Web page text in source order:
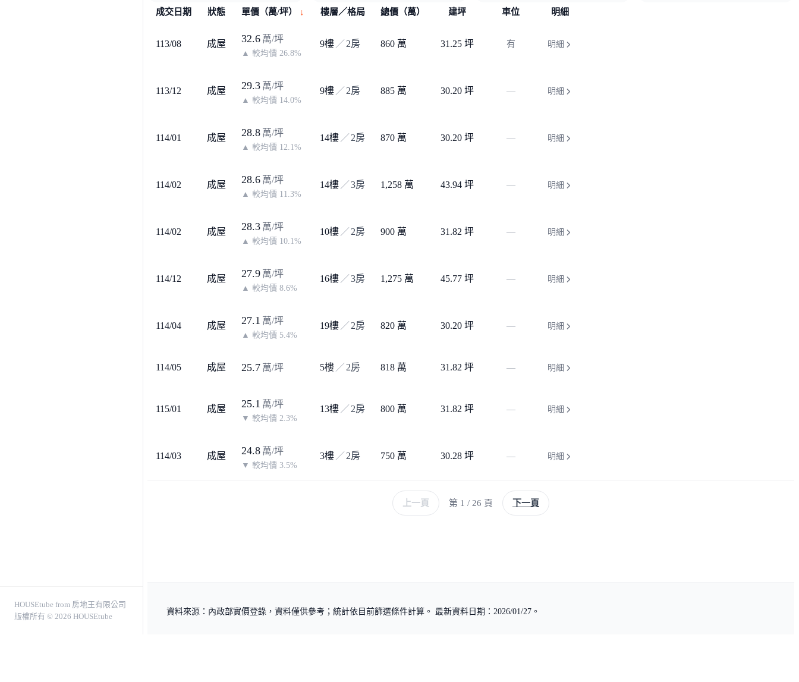
HOUSEtube from 房地王有限公司
版權所有 © 2026 HOUSEtube
成交日期 狀態 單價（萬/坪） 樓層／格局 總價（萬） 建坪 車位 明細
113/08 成屋 32.6 萬/坪
▲ 較均價 26.8%
9樓 ／ 2房 860 萬 31.25 坪 有 明細
113/12 成屋 29.3 萬/坪
▲ 較均價 14.0%
9樓 ／ 2房 885 萬 30.20 坪 — 明細
114/01 成屋 28.8 萬/坪
▲ 較均價 12.1%
14樓 ／ 2房 870 萬 30.20 坪 — 明細
114/02 成屋 28.6 萬/坪
▲ 較均價 11.3%
14樓 ／3房 1,258 萬 43.94 坪 — 明細
114/02 成屋 28.3 萬/坪
▲ 較均價 10.1%
10樓 ／ 2房 900 萬 31.82 坪 — 明細
114/12 成屋 27.9 萬/坪
▲ 較均價 8.6%
16樓 ／3房 1,275 萬 45.77 坪 — 明細
114/04 成屋 27.1 萬/坪
▲ 較均價 5.4%
19樓 ／ 2房 820 萬 30.20 坪 — 明細
114/05 成屋 25.7 萬/坪 5樓 ／ 2房 818 萬 31.82 坪 — 明細
115/01 成屋 25.1 萬/坪
▼ 較均價 2.3%
13樓 ／ 2房 800 萬 31.82 坪 — 明細
114/03 成屋 24.8 萬/坪
▼ 較均價 3.5%
3樓 ／ 2房 750 萬 30.28 坪 — 明細
上一頁 第 1 / 26 頁 下一頁
資料來源：內政部實價登錄，資料僅供參考；統計依目前篩選條件計算。 最新資料日期：2026/01/27。